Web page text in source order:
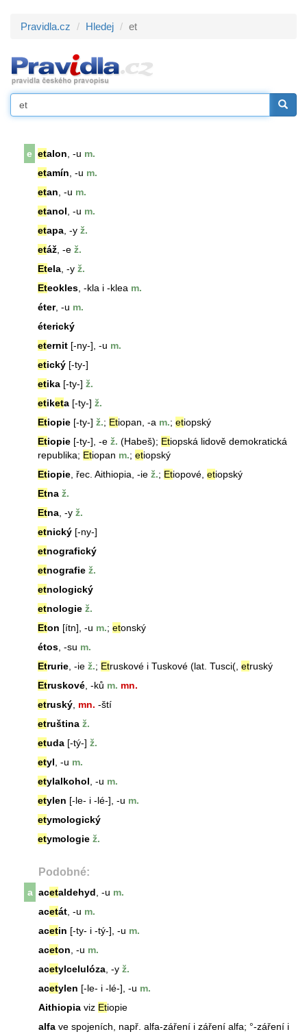
Pravidla.cz Hledej et
e etalon , -u m.
etamín , -u m.
etan , -u m.
etanol , -u m.
etapa , -y ž.
etáž , -e ž.
Etela , -y ž.
Eteokles , -kla i -klea m.
éter, -u m.
éterický
eternit [-ny-], -u m.
etický [-ty-]
etika [-ty-] ž.
etiketa [-ty-] ž.
Etiopie [-ty-] ž.; Etiopan, -a m.; etiopský
Etiopie [-ty-], -e ž. (Habeš); Etiopská lidově demokratická
republika; Etiopan m.; etiopský
Etiopie , řec. Aithiopia, -ie ž.; Etiopové, etiopský
Etna ž.
Etna , -y ž.
etnický [-ny-]
etnografický
etnografie ž.
etnologický
etnologie ž.
Eton [ítn], -u m.; etonský
étos , -su m.
Etrurie , -ie ž.; Etruskové i Tuskové (lat. Tusci(, etruský
Etruskové , -ků m. mn.
etruský mn. -ští
etruština ž.
etuda [-tý-] ž.
etyl , -u m.
etylalkohol , -u m.
etylen [-le- i -lé-], -u m.
etymologický
etymologie ž.
Podobné:
a acetaldehyd , -u m.
acetát , -u m.
acetin [-ty- i -tý-], -u m.
aceton , -u m.
acetylcelulóza , -y ž.
acetylen [-le- i -lé-], -u m.
Aithiopia viz Etiopie
alfa ve spojeních, např. alfa-záření i záření alfa; °-záření i